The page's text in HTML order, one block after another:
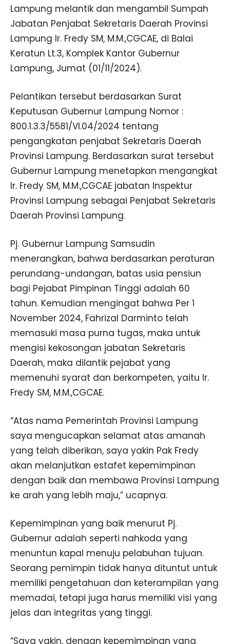
Lampung melantik dan mengambil Sumpah
Jabatan Penjabat Sekretaris Daerah Provinsi
Lampung Ir. Fredy SM, M.M.,CGCAE, di Balai
Keratun Lt.3, Komplek Kantor Gubernur
Lampung, Jumat (01/11/2024).
Pelantikan tersebut berdasarkan Surat
Keputusan Gubernur Lampung Nomor :
800.1.3.3/5581/VI.04/2024 tentang
pengangkatan penjabat Sekretaris Daerah
Provinsi Lampung. Berdasarkan surat tersebut
Gubernur Lampung menetapkan mengangkat
Ir. Fredy SM, M.M.,CGCAE jabatan Inspektur
Provinsi Lampung sebagai Penjabat Sekretaris
Daerah Provinsi Lampung.
Pj. Gubernur Lampung Samsudin
menerangkan, bahwa berdasarkan peraturan
perundang-undangan, batas usia pensiun
bagi Pejabat Pimpinan Tinggi adalah 60
tahun. Kemudian mengingat bahwa Per 1
November 2024, Fahrizal Darminto telah
memasuki masa purna tugas, maka untuk
mengisi kekosongan jabatan Sekretaris
Daerah, maka dilantik pejabat yang
memenuhi syarat dan berkompeten, yaitu Ir.
Fredy SM, M.M.,CGCAE.
“Atas nama Pemerintah Provinsi Lampung
saya mengucapkan selamat atas amanah
yang telah diberikan, saya yakin Pak Fredy
akan melanjutkan estafet kepemimpinan
dengan baik dan membawa Provinsi Lampung
ke arah yang lebih maju,” ucapnya.
Kepemimpinan yang baik menurut Pj.
Gubernur adalah seperti nahkoda yang
menuntun kapal menuju pelabuhan tujuan.
Seorang pemimpin tidak hanya dituntut untuk
memiliki pengetahuan dan keterampilan yang
memadai, tetapi juga harus memiliki visi yang
jelas dan integritas yang tinggi.
“Saya yakin, dengan kepemimpinan yang